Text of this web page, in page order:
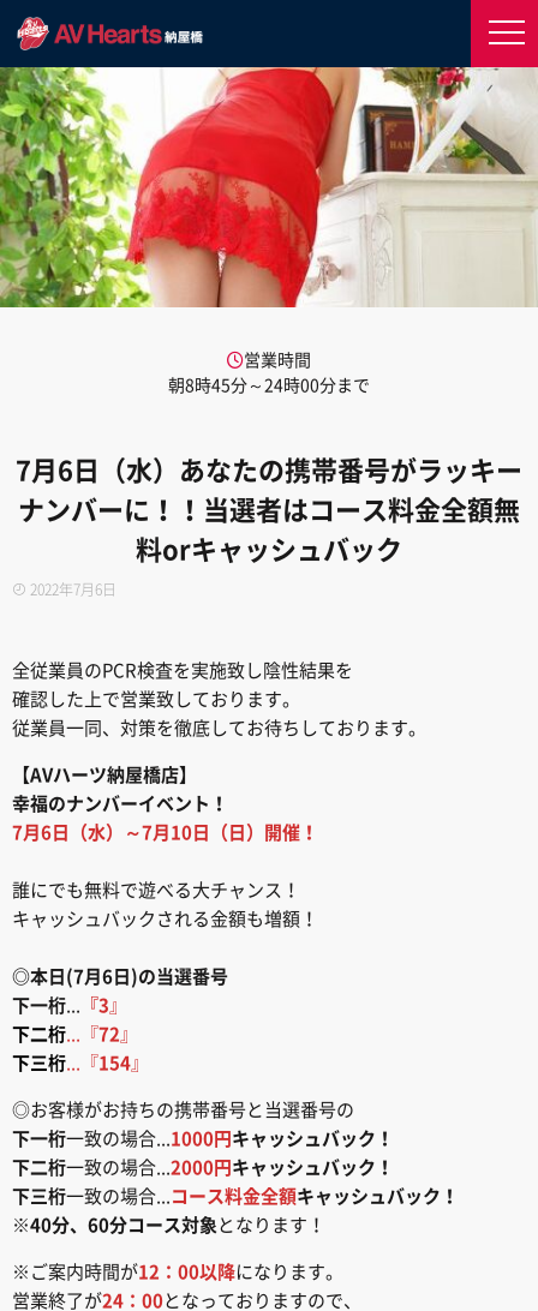
営業時間
朝8時45分～24時00分まで
7月6日（水）あなたの携帯番号がラッキー
ナンバーに！！当選者はコース料金全額無
料orキャッシュバック
2022年7月6日
全従業員のPCR検査を実施致し陰性結果を
確認した上で営業致しております。
従業員一同、対策を徹底してお待ちしております。
【AVハーツ納屋橋店】
幸福のナンバーイベント！
7月6日（水）～7月10日（日）開催！
誰にでも無料で遊べる大チャンス！
キャッシュバックされる金額も増額！
◎本日(7月6日)の当選番号
下一桁... 『3 』
下二桁...『72 』
下三桁...『154 』
◎お客様がお持ちの携帯番号と当選番号の
下一桁一致の場合...1000円 キャッシュバック！
下二桁一致の場合...2000円 キャッシュバック！
下三桁一致の場合... コース料金全額キャッシュバック！
※40分、60分コース対象 となります！
※ご案内時間が12：00以降になります。
営業終了が24：00となっておりますので、